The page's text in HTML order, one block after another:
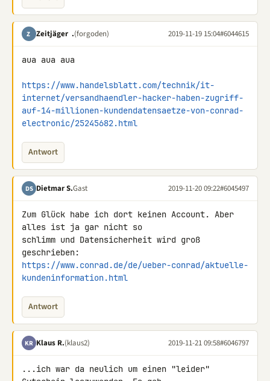
Z Zeitjäger .(forgoden) 2019-11-19 15:04#6044615
aua aua aua
https://www.handelsblatt.com/technik/it-
internet/versandhaendler-hacker-haben-zugriff-
auf-14-millionen-kundendatensaetze-von-conrad-
electronic/25245682.html
Antwort
DS Dietmar S.Gast 2019-11-20 09:22#6045497
Zum Glück habe ich dort keinen Account. Aber
alles ist ja gar nicht so
schlimm und Datensicherheit wird groß
https://www.conrad.de/de/ueber-conrad/aktuelle-
kundeninformation.html
Antwort
KR Klaus R.(klaus2) 2019-11-21 09:58#6046797
...ich war da neulich um einen "leider"